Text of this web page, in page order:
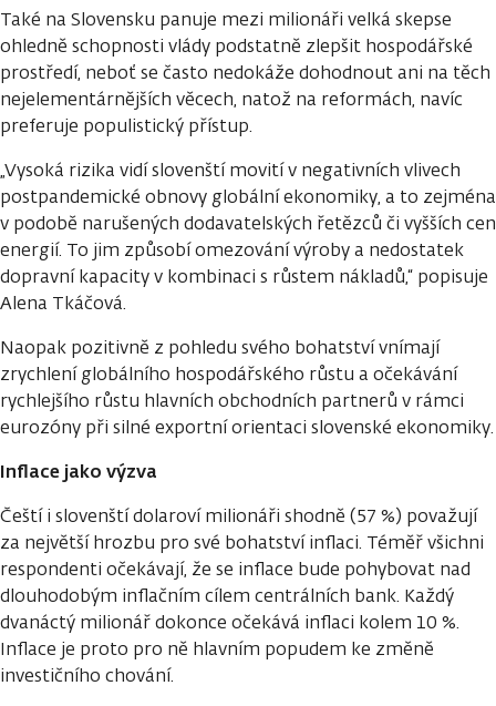
Také na Slovensku panuje mezi milionáři velká skepse
ohledně schopnosti vlády podstatně zlepšit hospodářské
prostředí, neboť se často nedokáže dohodnout ani na těch
nejelementárnějších věcech, natož na reformách, navíc
preferuje populistický přístup.
„Vysoká rizika vidí slovenští movití v negativních vlivech
postpandemické obnovy globální ekonomiky, a to zejména
v podobě narušených dodavatelských řetězců či vyšších cen
energií. To jim způsobí omezování výroby a nedostatek
dopravní kapacity v kombinaci s růstem nákladů,“ popisuje
Alena Tkáčová.
Naopak pozitivně z pohledu svého bohatství vnímají
zrychlení globálního hospodářského růstu a očekávání
rychlejšího růstu hlavních obchodních partnerů v rámci
eurozóny při silné exportní orientaci slovenské ekonomiky.
Inflace jako výzva
Čeští i slovenští dolaroví milionáři shodně (57 %) považují
za největší hrozbu pro své bohatství inflaci. Téměř všichni
respondenti očekávají, že se inflace bude pohybovat nad
dlouhodobým inflačním cílem centrálních bank. Každý
dvanáctý milionář dokonce očekává inflaci kolem 10 %.
Inflace je proto pro ně hlavním popudem ke změně
investičního chování.